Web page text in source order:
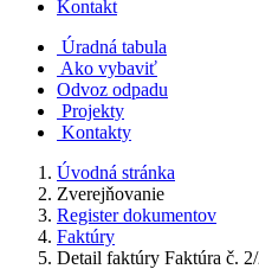
Kontakt
Úradná tabula
Ako vybaviť
Odvoz odpadu
Projekty
Kontakty
Úvodná stránka
Zverejňovanie
Register dokumentov
Faktúry
Detail faktúry Faktúra č.